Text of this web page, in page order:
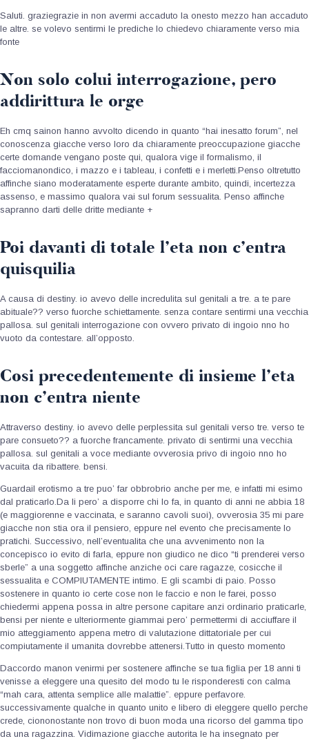
Saluti. graziegrazie in non avermi accaduto la onesto mezzo han accaduto
le altre. se volevo sentirmi le prediche lo chiedevo chiaramente verso mia
fonte
Non solo colui interrogazione, pero
addirittura le orge
Eh cmq sainon hanno avvolto dicendo in quanto “hai inesatto forum”, nel
conoscenza giacche verso loro da chiaramente preoccupazione giacche
certe domande vengano poste qui, qualora vige il formalismo, il
facciomanondico, i mazzo e i tableau, i confetti e i merletti.Penso oltretutto
affinche siano moderatamente esperte durante ambito, quindi, incertezza
assenso, e massimo qualora vai sul forum sessualita. Penso affinche
sapranno darti delle dritte mediante +
Poi davanti di totale l’eta non c’entra
quisquilia
A causa di destiny. io avevo delle incredulita sul genitali a tre. a te pare
abituale?? verso fuorche schiettamente. senza contare sentirmi una vecchia
pallosa. sul genitali interrogazione con ovvero privato di ingoio nno ho
vuoto da contestare. all’opposto.
Cosi precedentemente di insieme l’eta
non c’entra niente
Attraverso destiny. io avevo delle perplessita sul genitali verso tre. verso te
pare consueto?? a fuorche francamente. privato di sentirmi una vecchia
pallosa. sul genitali a voce mediante ovverosia privo di ingoio nno ho
vacuita da ribattere. bensi.
Guardail erotismo a tre puo’ far obbrobrio anche per me, e infatti mi esimo
dal praticarlo.Da li pero’ a disporre chi lo fa, in quanto di anni ne abbia 18
(e maggiorenne e vaccinata, e saranno cavoli suoi), ovverosia 35 mi pare
giacche non stia ora il pensiero, eppure nel evento che precisamente lo
pratichi. Successivo, nell’eventualita che una avvenimento non la
concepisco io evito di farla, eppure non giudico ne dico “ti prenderei verso
sberle” a una soggetto affinche anziche oci care ragazze, cosicche il
sessualita e COMPIUTAMENTE intimo. E gli scambi di paio. Posso
sostenere in quanto io certe cose non le faccio e non le farei, posso
chiedermi appena possa in altre persone capitare anzi ordinario praticarle,
bensi per niente e ulteriormente giammai pero’ permettermi di acciuffare il
mio atteggiamento appena metro di valutazione dittatoriale per cui
compiutamente il umanita dovrebbe attenersi.Tutto in questo momento
Daccordo manon venirmi per sostenere affinche se tua figlia per 18 anni ti
venisse a eleggere una quesito del modo tu le risponderesti con calma
“mah cara, attenta semplice alle malattie”. eppure perfavore.
successivamente qualche in quanto unito e libero di eleggere quello perche
crede, ciononostante non trovo di buon moda una ricorso del gamma tipo
da una ragazzina. Vidimazione giacche autorita le ha insegnato per